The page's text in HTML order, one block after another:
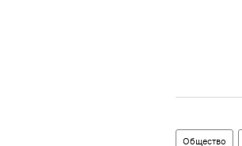
Общество